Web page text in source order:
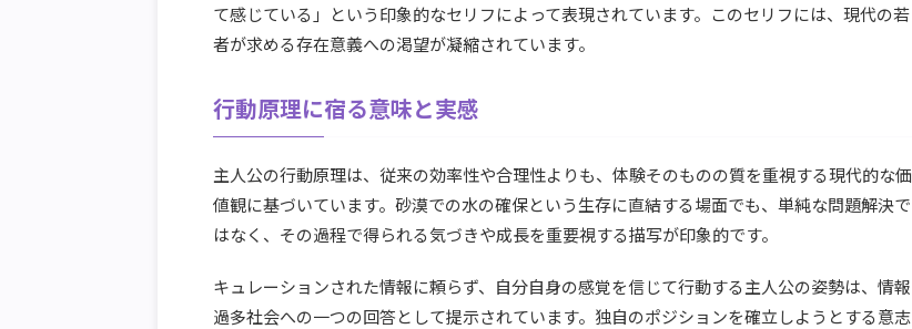
て感じている」という印象的なセリフによって表現されています。このセリフには、現代の若
者が求める存在意義への渇望が凝縮されています。
行動原理に宿る意味と実感
主人公の行動原理は、従来の効率性や合理性よりも、体験そのものの質を重視する現代的な価
値観に基づいています。砂漠での水の確保という生存に直結する場面でも、単純な問題解決で
はなく、その過程で得られる気づきや成長を重要視する描写が印象的です。
キュレーションされた情報に頼らず、自分自身の感覚を信じて行動する主人公の姿勢は、情報
過多社会への一つの回答として提示されています。独自のポジションを確立しようとする意志